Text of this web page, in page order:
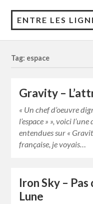
ENTRE LES
Tag: espace
Gravity –
« Un chef d’oeuvre
l’espace » », voici
entendues sur «
française, je voyais…
Iron Sky –
Lune